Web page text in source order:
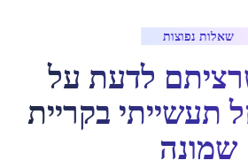
שאלות נפוצות
לדעת על
תעשייתי בקריית
שמונה